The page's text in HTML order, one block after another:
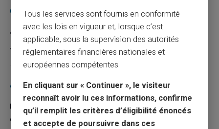
Catégories
Carte prépayée
Escroquerie
Articles récents
Une carte bancaire gratuite sans compte, ça
existe ?
Tous les services sont fournis en conformité
avec les lois en vigueur et, lorsque c’est
applicable, sous la supervision des autorités
réglementaires financières nationales et
européennes compétentes.
En cliquant sur « Continuer », le visiteur
reconnaît avoir lu ces informations, confirme
qu’il remplit les critères d’éligibilité énoncés
et accepte de poursuivre dans ces